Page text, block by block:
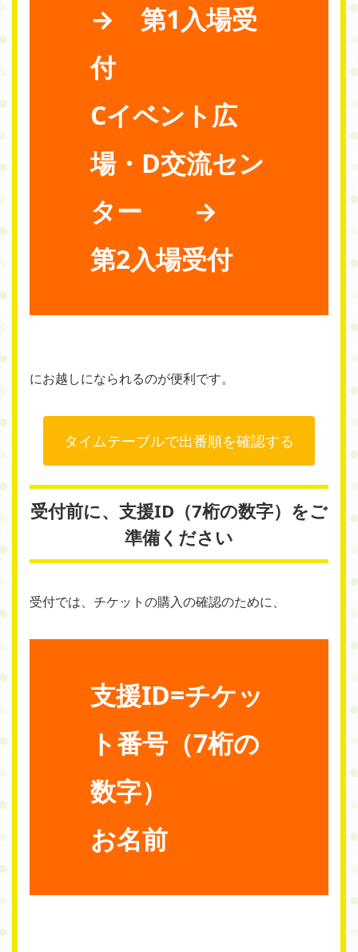
→ 第1入場受
付
Cイベント広
場・D交流セン
ター →
第2入場受付
にお越しになられるのが便利です。
タイムテーブルで出番順を確認する
受付前に、支援ID（7桁の数字）をご
準備ください
受付では、チケットの購入の確認のために、
支援ID=チケッ
ト番号（7桁の
数字）
お名前